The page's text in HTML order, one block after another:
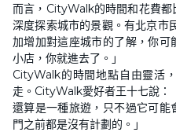
.
3
%
而言，CityWalk的時間和花費
深度探索城市的景觀。有北京
加增加對這座城市的了解，你可
小店，你就進去了。」
CityWalk的時間地點自由靈活
走。CityWalk愛好者王十七說
還算是一種旅遊，只不過它可能
門之前都是沒有計劃的。」